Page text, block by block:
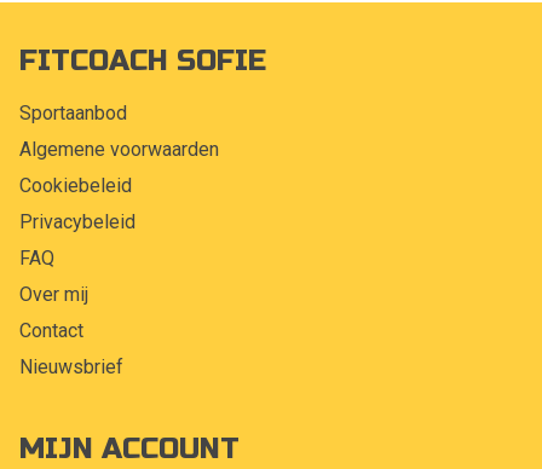
FITCOACH SOFIE
Sportaanbod
Algemene voorwaarden
Cookiebeleid
Privacybeleid
FAQ
Over mij
Contact
Nieuwsbrief
MIJN ACCOUNT